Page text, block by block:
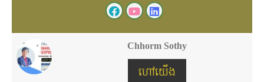
Chhorm Sothy
ហៅយើង